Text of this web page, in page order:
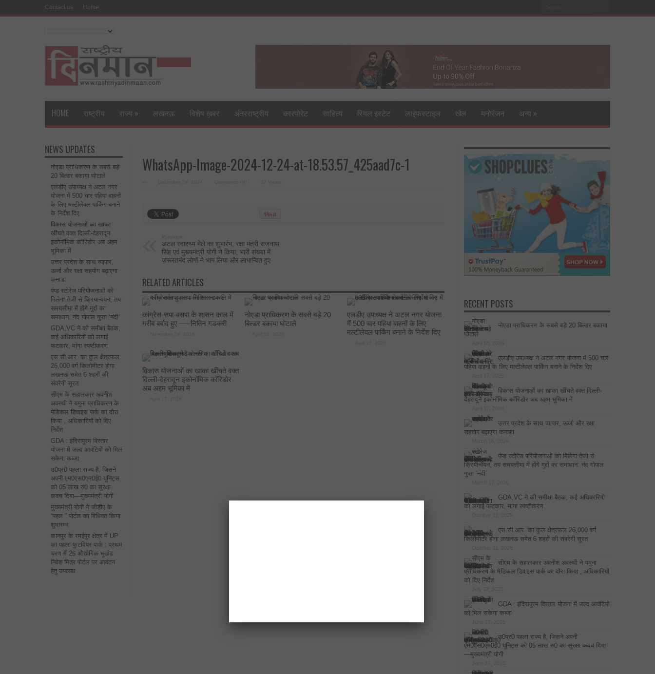
Contact us Home
HOME राष्ट्रीय राज्य » लखनऊ विशेष ख़बर अंतरराष्ट्रीय कारपोरेट साहित्य रियल इस्टेट लाइफस्टाइल खेल मनोरंजन अन्य »
WhatsApp-Image-2024-12-24-at-18.53.57_425aad7c-1
अटल स्वास्थ्य मेले का शुभारंभ, रक्षा मंत्री राजनाथ
सिंह एवं मुख्यमंत्री योगी ने किया, भारी संख्या में
ज़रूरतमंद लोगों ने भाग लिया और लाभान्वित हुए
RELATED ARTICLES
कांग्रेस-सपा-बसपा के शासन काल में
गरीब बर्बाद हुए —–नितिन गडकरी
नोएडा प्राधिकरण के सबसे बड़े 20
बिल्डर बकाया घोटाले
एलडीए उपाध्यक्ष ने अटल नगर योजना
में 500 चार पहिया वाहनों के लिए
मल्टीलेवल पार्किंग बनाने के निर्देश दिए
विकास योजनाओं का खाका खींचते वक्त
दिल्ली-देहरादून इकोनॉमिक कॉरिडोर
अब अहम भूमिका में
NEWS UPDATES
नोएडा प्राधिकरण के सबसे बड़े
20 बिल्डर बकाया घोटाले
एलडीए उपाध्यक्ष ने अटल नगर
योजना में 500 चार पहिया वाहनों
के लिए मल्टीलेवल पार्किंग बनाने
के निर्देश दिए
विकास योजनाओं का खाका
खींचते वक्त दिल्ली-देहरादून
इकोनॉमिक कॉरिडोर अब अहम
भूमिका में
उत्तर प्रदेश के साथ व्यापार,
ऊर्जा और रक्षा सहयोग बढ़ाएगा
कनाडा
पंप्ड स्टोरेज परियोजनाओं को
मिलेगा तेजी से क्रियान्वयन, तय
समयसीमा में होंगे मुद्दों का
समाधान: नंद गोपाल गुप्ता ‘नंदी’
GDA,VC ने की समीक्षा बैठक,
कई अधिकारियों को लगाई
फटकार, मांगा स्पष्टीकरण
एस.सी.आर. का कुल क्षेत्रफल
26,000 वर्ग किलोमीटर होगा
लखनऊ समेत 6 शहरों की
संवरेगी सूरत
सीएम के सहालकार अवनीश
अवस्थी ने यमुना प्राधिकरण के
मेडिकल डिवाइस पार्क का दौरा
किया , अधिकारियों को दिए
निर्देश
GDA : इंदिरापुरम विस्तार
योजना में जल्द आवंटियों को मिल
सकेगा कब्जा
उ0प्र0 पहला राज्य है, जिसने
अपनी एम0एस0एम0ई0 यूनिट्स
को 05 लाख रु0 का सुरक्षा
कवच दिया—मुख्यमंत्री योगी
मुख्यमंत्री योगी ने जीडीए के
“पहल ” पोर्टल का विधिवत किया
शुभारम्भ
कानपुर के रमईपुर क्षेत्र में UP
का पहला फुटवियर पार्क : प्रथम
चरण में 26 औद्योगिक भूखंड
निवेश मित्र पोर्टल पर आवंटन
हेतु उपलब्ध
RECENT POSTS
नोएडा प्राधिकरण के सबसे बड़े 20 बिल्डर बकाया
घोटाले
एलडीए उपाध्यक्ष ने अटल नगर योजना में 500 चार
पहिया वाहनों के लिए मल्टीलेवल पार्किंग बनाने के निर्देश दिए
विकास योजनाओं का खाका खींचते वक्त दिल्ली-
देहरादून इकोनॉमिक कॉरिडोर अब अहम भूमिका में
उत्तर प्रदेश के साथ व्यापार, ऊर्जा और रक्षा
सहयोग बढ़ाएगा कनाडा
पंप्ड स्टोरेज परियोजनाओं को मिलेगा तेजी से
क्रियान्वयन, तय समयसीमा में होंगे मुद्दों का समाधान: नंद गोपाल
गुप्ता ‘नंदी’
GDA,VC ने की समीक्षा बैठक, कई अधिकारियों
को लगाई फटकार, मांगा स्पष्टीकरण
एस.सी.आर. का कुल क्षेत्रफल 26,000 वर्ग
किलोमीटर होगा लखनऊ समेत 6 शहरों की संवरेगी सूरत
सीएम के सहालकार अवनीश अवस्थी ने यमुना
प्राधिकरण के मेडिकल डिवाइस पार्क का दौरा किया , अधिकारियों
को दिए निर्देश
GDA : इंदिरापुरम विस्तार योजना में जल्द आवंटियों
को मिल सकेगा कब्जा
उ0प्र0 पहला राज्य है, जिसने अपनी
एम0एस0एम0ई0 यूनिट्स को 05 लाख रु0 का सुरक्षा कवच दिया
—मुख्यमंत्री योगी